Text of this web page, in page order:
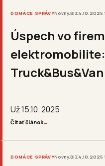
DOMÁCE SPRÁVYNovny.BIZ4.10.2025
Úspech vo
elektromobilite:
Truck&Bus&Van
Už 15.10. 2025
Čítať článok→
DOMÁCE SPRÁVYNovny.BIZ4.10.2025